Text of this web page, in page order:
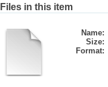
Files in this item
Name:
Size:
Format: